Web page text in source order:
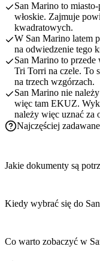
San Marino to
włoskie. Zajmuje
kwadratowych.
W San Marino latem
na odwiedzenie tego
San Marino to
Tri Torri na czele. To
na trzech wzgórzach.
San Marino nie
więc tam EKUZ.
należy więc uznać za
Najczęściej
Jakie dokumenty są
Kiedy wybrać się do
Co warto zobaczyć w